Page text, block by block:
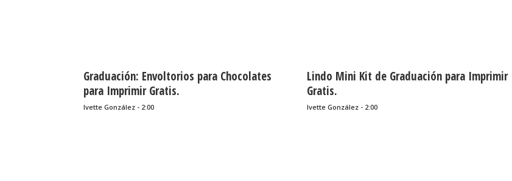
Graduación: Envoltorios para Chocolates
para Imprimir Gratis.
Ivette González - 2:00
Lindo Mini Kit de Graduación para Imprimir
Gratis.
Ivette González - 2:00